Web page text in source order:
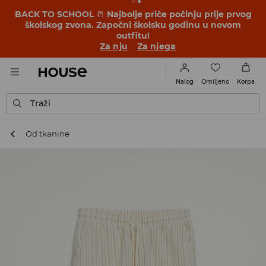
BACK TO SCHOOL 📒 Najbolje priče počinju prije prvog
školskog zvona. Započni školsku godinu u novom
outfitu!
Za nju
Za njega
Nalog Omiljeno Korpa
Traži
Od tkanine